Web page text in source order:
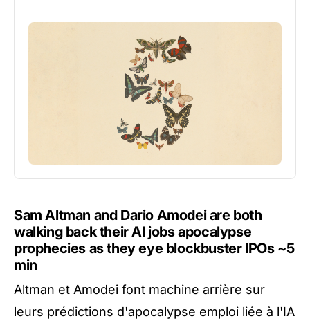
Sam Altman and Dario Amodei are both
walking back their AI jobs apocalypse
prophecies as they eye blockbuster IPOs~5
min
Altman et Amodei font machine arrière sur
leurs prédictions d'apocalypse emploi liée à l'IA